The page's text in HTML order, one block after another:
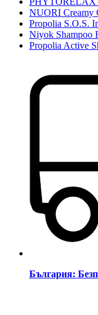
NUORI Creamy
Propolia S.O.S.
Niyok Shampoo
Propolia Active
България: